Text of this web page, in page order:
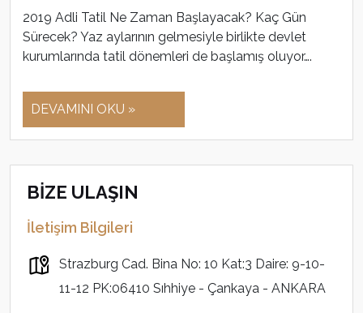
2019 Adli Tatil Ne Zaman Başlayacak? Kaç Gün
Sürecek? Yaz aylarının gelmesiyle birlikte devlet
kurumlarında tatil dönemleri de başlamış oluyor….
DEVAMINI OKU »
BİZE ULAŞIN
İletişim Bilgileri
Strazburg Cad. Bina No: 10 Kat:3 Daire: 9-10-
11-12 PK:06410 Sıhhiye - Çankaya - ANKARA